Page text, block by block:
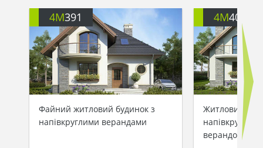
4M391
Файний житловий будинок з
напівкруглими верандами
4M401
Житловий
верандою